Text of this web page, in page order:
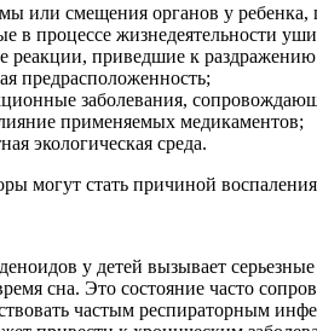
или смещения органов у ребенка,
в процессе жизнедеятельности
реакции, приведшие к
предрасположенность;
заболевания,
применяемых медикаментов;
экологическая среда.
могут стать причиной
у детей вызывает
сна. Это состояние часто
частым респираторным